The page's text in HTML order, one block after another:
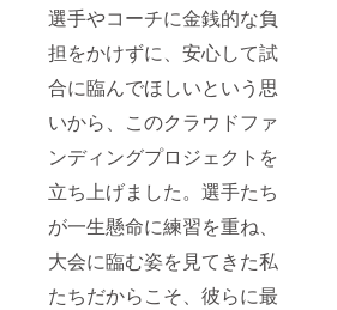
選手やコーチに金銭的な負
担をかけずに、安心して試
合に臨んでほしいという思
いから、このクラウドファ
ンディングプロジェクトを
立ち上げました。選手たち
が一生懸命に練習を重ね、
大会に臨む姿を見てきた私
たちだからこそ、彼らに最